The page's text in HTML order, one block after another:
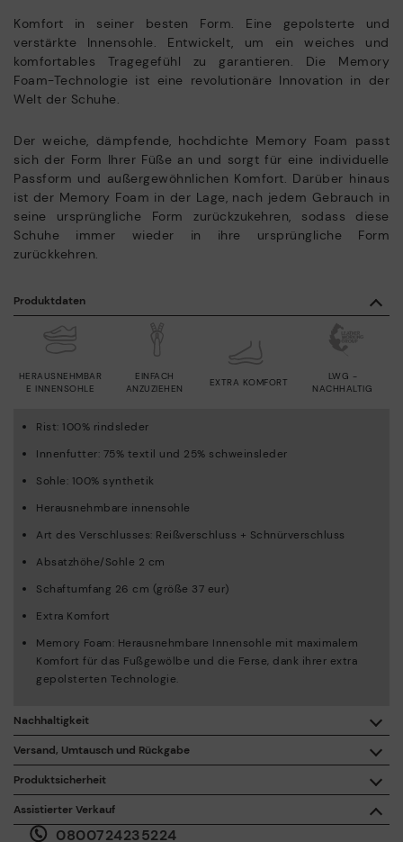
Komfort in seiner besten Form. Eine gepolsterte und
verstärkte Innensohle. Entwickelt, um ein weiches und
komfortables Tragegefühl zu garantieren. Die Memory
Foam-Technologie ist eine revolutionäre Innovation in der
Welt der Schuhe.
Der weiche, dämpfende, hochdichte Memory Foam passt
sich der Form Ihrer Füße an und sorgt für eine individuelle
Passform und außergewöhnlichen Komfort. Darüber hinaus
ist der Memory Foam in der Lage, nach jedem Gebrauch in
seine ursprüngliche Form zurückzukehren, sodass diese
Schuhe immer wieder in ihre ursprüngliche Form
zurückkehren.
Assistierter Verkauf
0800724235224
Produktsicherheit
Die Sicherheit unserer Produkte ist uns wichtig. Und auch die
Ihre. Aus diesem Grund haben wir einen Bereich eingerichtet, in
dem Sie uns bei allen Vorfällen oder Fragen zur
Produktdaten
HERAUSNEHMBAR
E INNENSOHLE
EINFACH
ANZUZIEHEN
EXTRA KOMFORT
LWG -
NACHHALTIG
Rist: 100% rindsleder
Innenfutter: 75% textil und 25% schweinsleder
Sohle: 100% synthetik
Herausnehmbare innensohle
Art des Verschlusses: Reißverschluss + Schnürverschluss
Absatzhöhe/Sohle 2 cm
Schaftumfang 26 cm (größe 37 eur)
Extra Komfort
Memory Foam: Herausnehmbare Innensohle mit maximalem
Komfort für das Fußgewölbe und die Ferse, dank ihrer extra
gepolsterten Technologie.
Versand, Umtausch und Rückgabe
Kostenlose Lieferung ab einem Einkaufswert von 50 €.
Nachhaltigkeit
Mit dem Kauf dieses Produkts unterstützen Sie eine
verantwortungsvolle Lederherstellung durch die Leather
Working Group.
ISO 14006 Ecodesign: Beim Entwerfen unserer Kollektion
ermitteln wir die Umweltauswirkungen des gesamten
Produktlebenszyklus, um diese so gering wie möglich zu